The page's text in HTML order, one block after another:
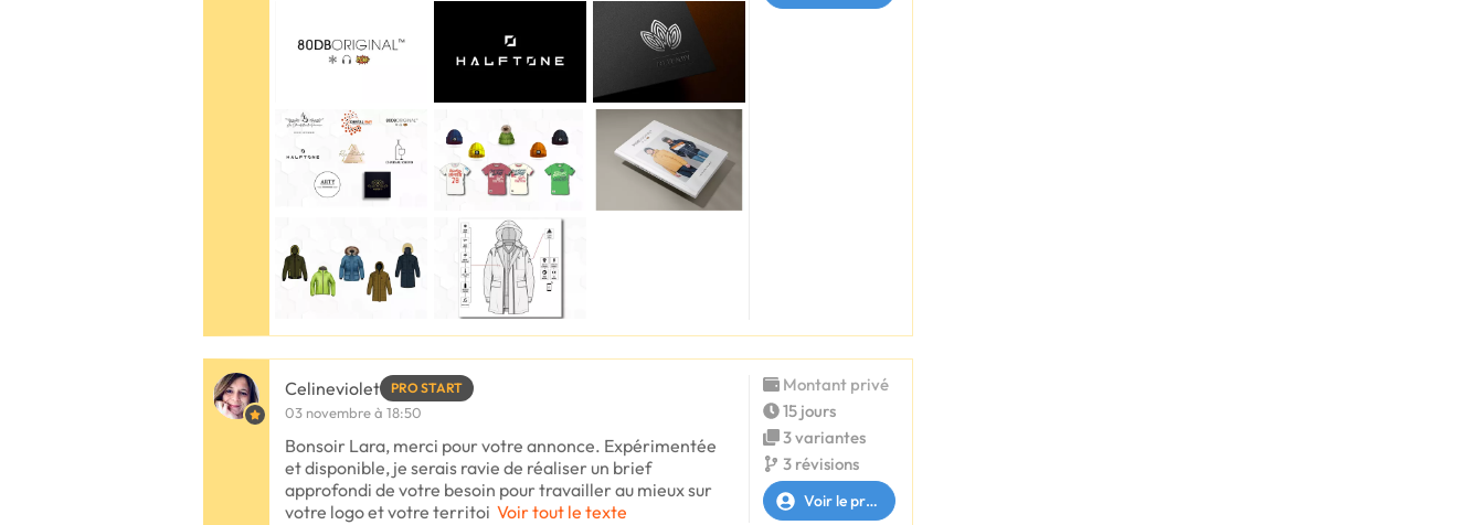
Celineviolet PRO START
03 novembre à 18:50
Bonsoir Lara, merci pour votre annonce. Expérimentée
et disponible, je serais ravie de réaliser un brief
approfondi de votre besoin pour travailler au mieux sur
votre logo et votre territoi Voir tout le texte
Montant privé
15 jours
3 variantes
3 révisions
Voir le profil